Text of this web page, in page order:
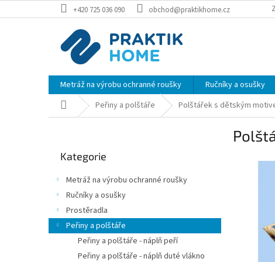
na
+420 725 036 090 obchod@praktikhome.cz
Metráž na výrobu ochranné roušky Ručníky a osušky
Domů Peřiny a polštáře Polštářek s dětským
kategorie
Kategorie
Metráž na výrobu ochranné roušky
Ručníky a osušky
Prostěradla
Peřiny a polštáře
Peřiny a polštáře - náplň peří
Peřiny a polštáře - náplň duté vlákno